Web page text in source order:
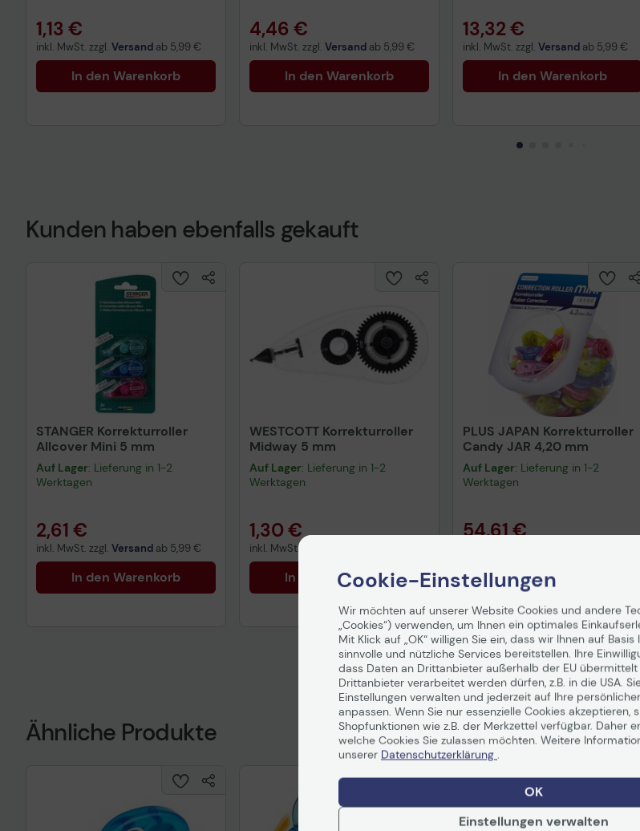
1,13 €
inkl. MwSt. zzgl. Versand ab 5,99 €
In den Warenkorb
4,46 €
inkl. MwSt. zzgl. Versand ab 5,99 €
In den Warenkorb
13,32 €
inkl. MwSt. zzgl. Versand ab 5,99 €
In den Warenkorb
Kunden haben ebenfalls gekauft
STANGER Korrekturroller
Allcover Mini 5 mm
Auf Lager: Lieferung in 1-2
Werktagen
2,61 €
inkl. MwSt. zzgl. Versand ab 5,99 €
In den Warenkorb
WESTCOTT Korrekturroller
Midway 5 mm
Auf Lager: Lieferung in 1-2
Werktagen
1,30 €
inkl. MwSt. zzgl.
In den Warenkorb
PLUS JAPAN Korrekturroller
Candy JAR 4,20 mm
Auf Lager: Lieferung in 1-2
Werktagen
54,61 €
In den Warenkorb
Ähnliche Produkte
Cookie-Einstellungen
Wir möchten auf unserer Website Cookies und andere
„Cookies“) verwenden, um Ihnen ein optimales
Mit Klick auf „OK“ willigen Sie ein, dass wir Ihnen auf Basis
sinnvolle und nützliche Services bereitstellen. Ihre
dass Daten an Drittanbieter außerhalb der EU
Drittanbieter verarbeitet werden dürfen, z.B. in die USA.
Einstellungen verwalten und jederzeit auf Ihre
anpassen. Wenn Sie nur essenzielle Cookies akzeptieren,
Shopfunktionen wie z.B. der Merkzettel verfügbar. Daher
welche Cookies Sie zulassen möchten. Weitere
unserer Datenschutzerklärung .
OK
Einstellungen verwalten